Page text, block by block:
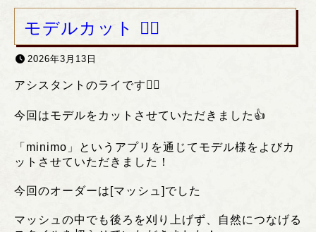
モデルカット ❤️‍🔥
2026年3月13日
アシスタントのライです❤️‍🔥
今回はモデルをカットさせていただきました👍
「minimo」というアプリを通じてモデル様をよびカ
ットさせていただきました！
今回のオーダーは[マッシュ]でした
マッシュの中でも後ろを刈り上げず、自然につなげる